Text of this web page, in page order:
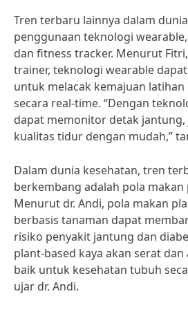
Tren terbaru lainnya dalam
penggunaan teknologi
dan fitness tracker. Menurut
trainer, teknologi wearable
untuk melacak kemajuan latihan
secara real-time. “Dengan
dapat memonitor detak
kualitas tidur dengan mudah,”
Dalam dunia kesehatan, tren
berkembang adalah pola makan
Menurut dr. Andi, pola makan
berbasis tanaman dapat
risiko penyakit jantung dan
plant-based kaya akan serat
baik untuk kesehatan tubuh
ujar dr. Andi.